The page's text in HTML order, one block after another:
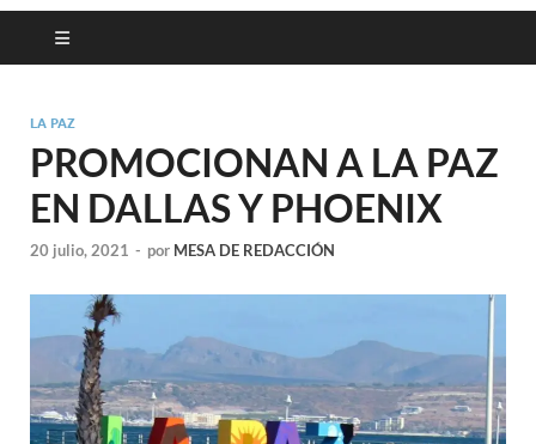
LA PAZ
PROMOCIONAN A LA PAZ
EN DALLAS Y PHOENIX
20 julio, 2021 - por MESA DE REDACCIÓN